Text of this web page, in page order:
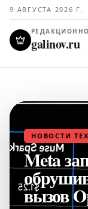
9 АВГУСТА 2026 Г.
galinov.ru
НОВОСТИ
Meta
вызов